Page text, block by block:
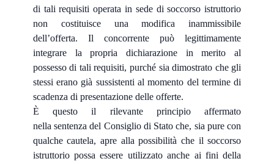
di tali requisiti operata in sede di soccorso istruttorio
non costituisce una modifica inammissibile
dell’offerta. Il concorrente può legittimamente
integrare la propria dichiarazione in merito al
possesso di tali requisiti, purché sia dimostrato che gli
stessi erano già sussistenti al momento del termine di
scadenza di presentazione delle offerte.
È questo il rilevante principio affermato
nella sentenza del Consiglio di Stato che, sia pure con
qualche cautela, apre alla possibilità che il soccorso
istruttorio possa essere utilizzato anche ai fini della